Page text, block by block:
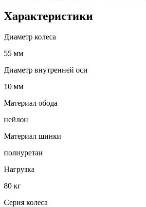
Характеристики
Диаметр колеса
55 мм
Диаметр внутренней оси
10 мм
Материал обода
нейлон
Материал шинки
полиуретан
Нагрузка
80 кг
Серия колеса